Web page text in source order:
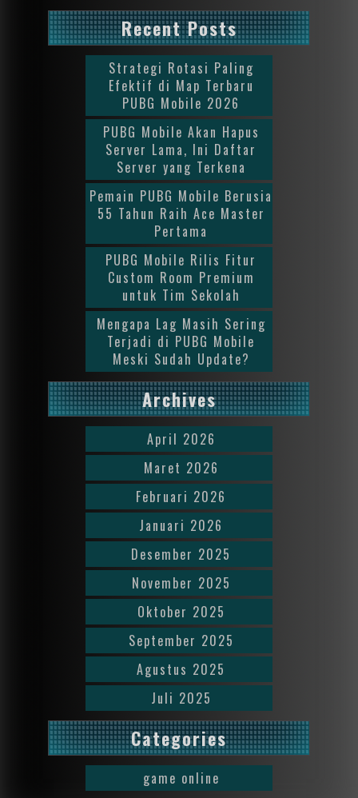
Recent Posts
Strategi Rotasi Paling
Efektif di Map Terbaru
PUBG Mobile 2026
PUBG Mobile Akan Hapus
Server Lama, Ini Daftar
Server yang Terkena
Pemain PUBG Mobile Berusia
55 Tahun Raih Ace Master
Pertama
PUBG Mobile Rilis Fitur
Custom Room Premium
untuk Tim Sekolah
Mengapa Lag Masih Sering
Terjadi di PUBG Mobile
Meski Sudah Update?
Archives
April 2026
Maret 2026
Februari 2026
Januari 2026
Desember 2025
November 2025
Oktober 2025
September 2025
Agustus 2025
Juli 2025
Categories
game online